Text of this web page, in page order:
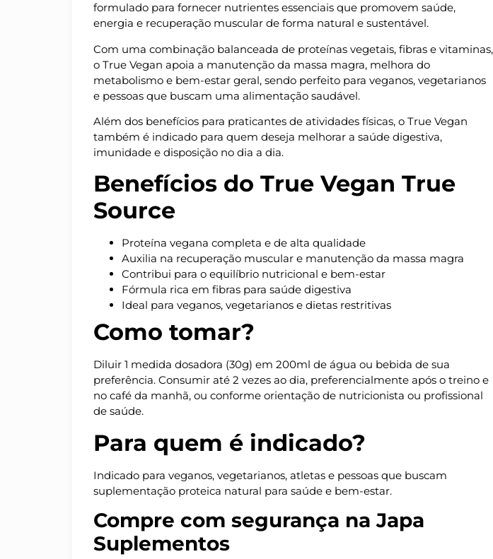
formulado para fornecer nutrientes essenciais que promovem saúde,
energia e recuperação muscular de forma natural e sustentável.
Com uma combinação balanceada de proteínas vegetais, fibras e vitaminas,
o True Vegan apoia a manutenção da massa magra, melhora do
metabolismo e bem-estar geral, sendo perfeito para veganos, vegetarianos
e pessoas que buscam uma alimentação saudável.
Além dos benefícios para praticantes de atividades físicas, o True Vegan
também é indicado para quem deseja melhorar a saúde digestiva,
imunidade e disposição no dia a dia.
Benefícios do True Vegan True
Source
Proteína vegana completa e de alta qualidade
Auxilia na recuperação muscular e manutenção da massa magra
Contribui para o equilíbrio nutricional e bem-estar
Fórmula rica em fibras para saúde digestiva
Ideal para veganos, vegetarianos e dietas restritivas
Como tomar?
Diluir 1 medida dosadora (30g) em 200ml de água ou bebida de sua
preferência. Consumir até 2 vezes ao dia, preferencialmente após o treino e
no café da manhã, ou conforme orientação de nutricionista ou profissional
de saúde.
Para quem é indicado?
Indicado para veganos, vegetarianos, atletas e pessoas que buscam
suplementação proteica natural para saúde e bem-estar.
Compre com segurança na Japa
Suplementos